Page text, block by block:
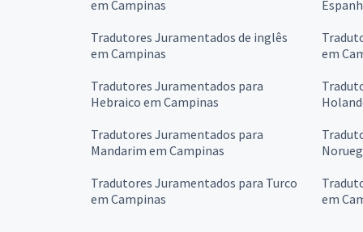
em Campinas
Tradutores Juramentados de inglês
em Campinas
em
Tradutores Juramentados para
Hebraico em Campinas
Tradutores Juramentados para
Mandarim em Campinas
Tradutores Juramentados para Turco
em Campinas
em